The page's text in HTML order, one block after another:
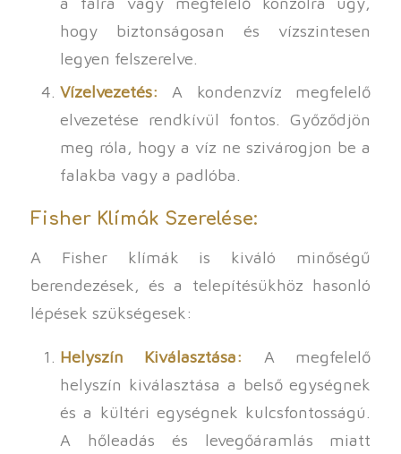
hogy biztonságosan és vízszintesen
legyen felszerelve.
Vízelvezetés: A kondenzvíz megfelelő
elvezetése rendkívül fontos. Győződjön
meg róla, hogy a víz ne szivárogjon be a
falakba vagy a padlóba.
Fisher Klímák Szerelése:
A Fisher klímák is kiváló minőségű
berendezések, és a telepítésükhöz hasonló
lépések szükségesek:
Helyszín Kiválasztása:
A megfelelő
helyszín kiválasztása a belső egységnek
és a kültéri egységnek kulcsfontosságú.
A hőleadás és levegőáramlás miatt